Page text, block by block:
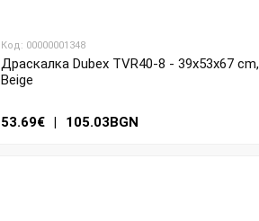
Код: 00000001348
Драскалка Dubex TVR40-8 - 39x53x67 cm,
Beige
53.69€ | 105.03BGN